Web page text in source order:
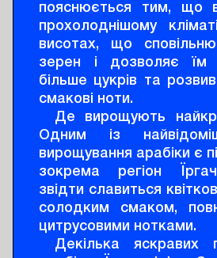
пояснюється тим, що
прохолоднішому
висотах, що
зерен і дозволяє їм
більше цукрів та
смакові ноти.
Де вирощують
Одним із
вирощування арабіки є
зокрема регіон
звідти славиться
солодким смаком,
цитрусовими нотками.
Декілька яскравих